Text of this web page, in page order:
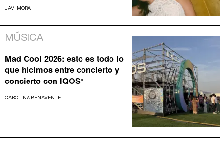
JAVI MORA
MÚSICA
Mad Cool 2026: esto es todo lo
que hicimos entre concierto y
concierto con IQOS*
CAROLINA BENAVENTE